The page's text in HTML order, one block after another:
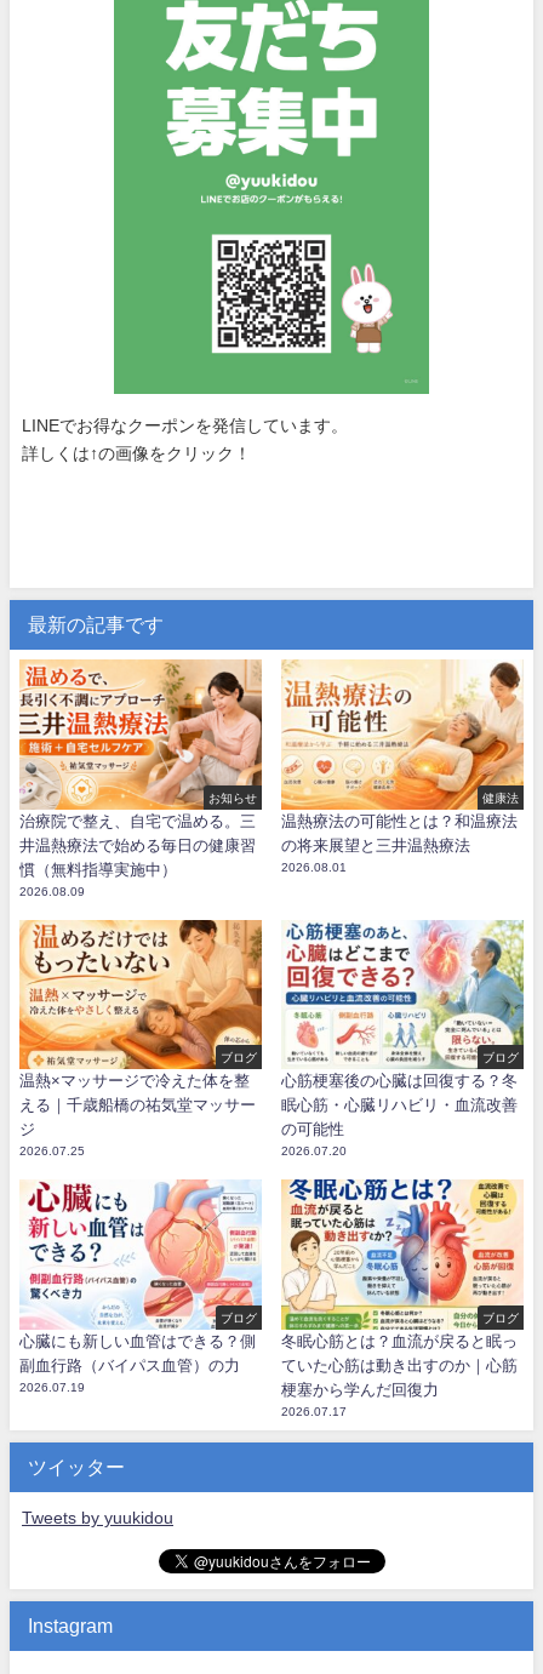
LINEでお得なクーポンを発信しています。
詳しくは↑の画像をクリック！
最新の記事です
お知らせ
治療院で整え、自宅で温める。三
井温熱療法で始める毎日の健康習
慣（無料指導実施中）
2026.08.09
健康法
温熱療法の可能性とは？和温療法
の将来展望と三井温熱療法
2026.08.01
ブログ
温熱×マッサージで冷えた体を整
える｜千歳船橋の祐気堂マッサー
ジ
2026.07.25
ブログ
心筋梗塞後の心臓は回復する？冬
眠心筋・心臓リハビリ・血流改善
の可能性
2026.07.20
ブログ
心臓にも新しい血管はできる？側
副血行路（バイパス血管）の力
2026.07.19
ブログ
冬眠心筋とは？血流が戻ると眠っ
ていた心筋は動き出すのか｜心筋
梗塞から学んだ回復力
2026.07.17
ツイッター
Tweets by yuukidou
Instagram